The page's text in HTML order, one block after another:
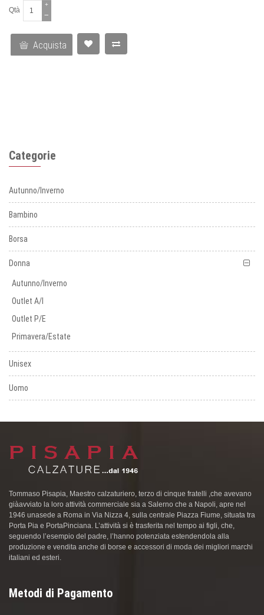
Qtà
−
+
Categorie
Autunno/Inverno
Bambino
Borsa
Donna
Autunno/Inverno
Outlet A/I
Outlet P/E
Primavera/Estate
Unisex
Uomo
Tommaso Pisapia, Maestro calzaturiero, terzo di cinque fratelli ,che avevano
giàavviato la loro attività commerciale sia a Salerno che a Napoli, apre nel
1946 unasede a Roma in Via Nizza 4, sulla centrale Piazza Fiume, situata tra
Porta Pia e PortaPinciana. L’attività si è trasferita nel tempo ai figli, che,
seguendo l’esempio del padre, l’hanno potenziata estendendola alla
produzione e vendita anche di borse e accessori di moda dei migliori marchi
italiani ed esteri.
Metodi di Pagamento